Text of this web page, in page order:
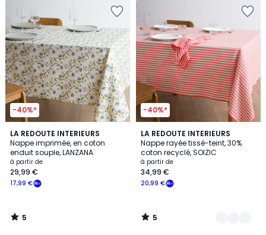
-40%*
LA REDOUTE INTERIEURS
Nappe imprimée, en coton
enduit souple, LANZANA
à partir de
17,99 €
29,99 €
5
/
5
5
/
-40%*
LA REDOUTE INTERIEURS
Nappe rayée tissé-teint, 30%
coton recyclé, SOIZIC
à partir de
20,99 €
34,99 €
5
/
5
4
Couleurs
5
/